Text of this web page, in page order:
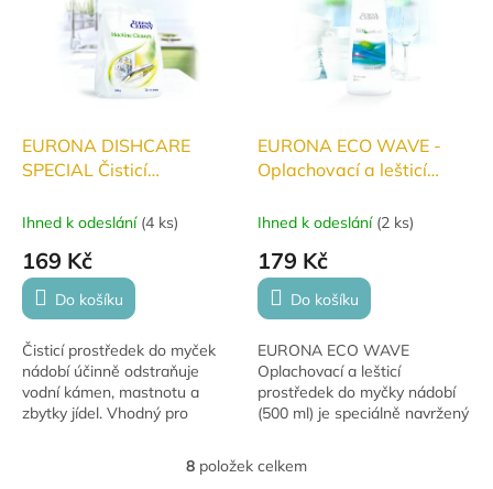
EURONA DISHCARE
SPECIAL Čisticí
nádobí 200g
Ihned k odeslání (4 ks)
169 Kč
Do košíku
Čisticí prostředek do myček
nádobí účinně odstraňuje
vodní kámen, mastnotu a
zbytky jídel. Vhodný pro
EURONA ECO WAVE -
Oplachovací a lešticí
nádobí 500ml
Ihned k odeslání (2 ks)
179 Kč
Do košíku
EURONA ECO WAVE
Oplachovací a lešticí
prostředek do myčky nádobí
(500 ml) je speciálně navržený
Poskytuje zářivý lesk a je
šetrný k jemnému sklu i...
O
8 položek celkem